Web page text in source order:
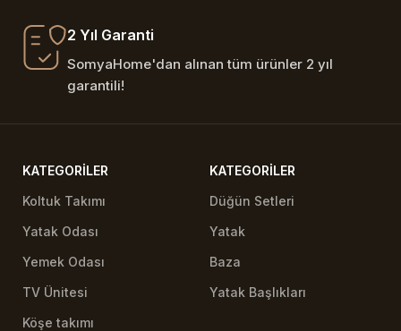
2 Yıl Garanti
SomyaHome'dan alınan tüm ürünler 2 yıl
garantili!
KATEGORILER
Koltuk Takımı
Yatak Odası
Yemek Odası
TV Ünitesi
Köşe takımı
KATEGORILER
Düğün Setleri
Yatak
Baza
Yatak Başlıkları